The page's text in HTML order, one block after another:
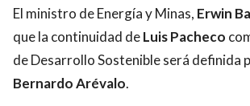
El ministro de Energía y Minas, Erwin
que la continuidad deLuis Pacheco
de Desarrollo Sostenible será definida
Bernardo Arévalo.